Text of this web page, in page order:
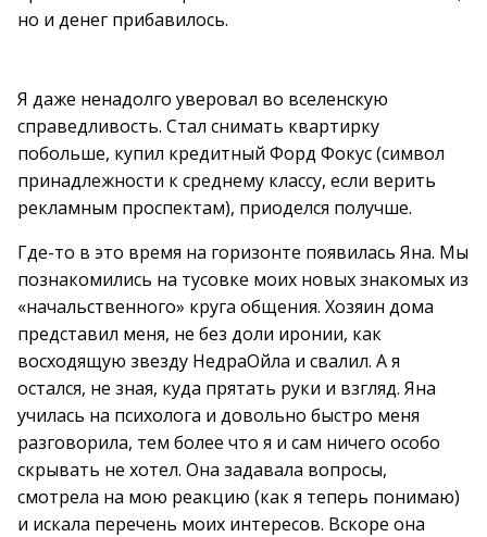
но и денег прибавилось.
Я даже ненадолго уверовал во вселенскую
справедливость. Стал снимать квартирку
побольше, купил кредитный Форд Фокус (символ
принадлежности к среднему классу, если верить
рекламным проспектам), приоделся получше.
Где-то в это время на горизонте появилась Яна. Мы
познакомились на тусовке моих новых знакомых из
«начальственного» круга общения. Хозяин дома
представил меня, не без доли иронии, как
восходящую звезду НедраОйла и свалил. А я
остался, не зная, куда прятать руки и взгляд. Яна
училась на психолога и довольно быстро меня
разговорила, тем более что я и сам ничего особо
скрывать не хотел. Она задавала вопросы,
смотрела на мою реакцию (как я теперь понимаю)
и искала перечень моих интересов. Вскоре она